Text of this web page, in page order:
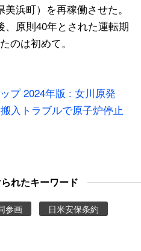
浜町）を再稼働させた。
原則40年とされた運転期
のは初めて。
プ 2024年版 : 女川原発
入トラブルで原子炉停止
れたキーワード
参画 日米安保条約